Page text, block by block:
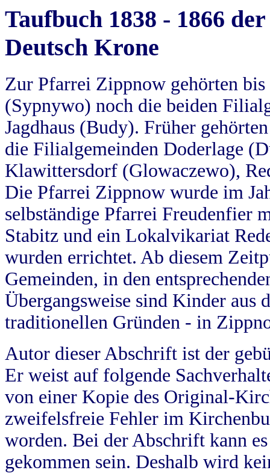
Taufbuch 1838 - 1866
Deutsch Krone
Zur Pfarrei Zippnow gehörten
(Sypnywo) noch die beiden
Jagdhaus (Budy). Früher
die Filialgemeinden Doderlage
Klawittersdorf (Glowaczewo),
Die Pfarrei Zippnow wurde im
selbständige Pfarrei Freudenfier
Stabitz und ein Lokalvikariat
wurden errichtet. Ab diesem
Gemeinden, in den
Übergangsweise sind Kinder aus
traditionellen Gründen - in
Autor dieser Abschrift ist der
Er weist auf folgende
von einer Kopie des Original-
zweifelsfreie Fehler im
worden. Bei der Abschrift kann
gekommen sein. Deshalb wird